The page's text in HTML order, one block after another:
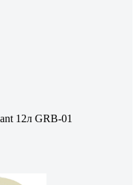
12л GRB-01